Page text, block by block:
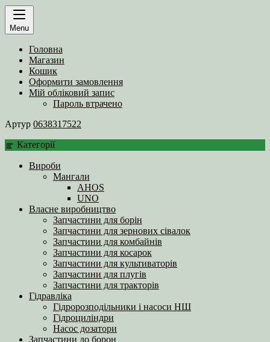
Menu
Головна
Магазин
Кошик
Оформити замовлення
Мій обліковий запис
Пароль втрачено
Артур 0638317522
Категорії
Вироби
Мангали
AHOS
UNO
Власне виробництво
Запчастини для борін
Запчастини для зернових сівалок
Запчастини для комбайнів
Запчастини для косарок
Запчастини для культиваторів
Запчастини для плугів
Запчастини для тракторів
Гідравліка
Гідророзподільники і насоси НШ
Гідроциліндри
Насос дозатори
Запчастини до борон